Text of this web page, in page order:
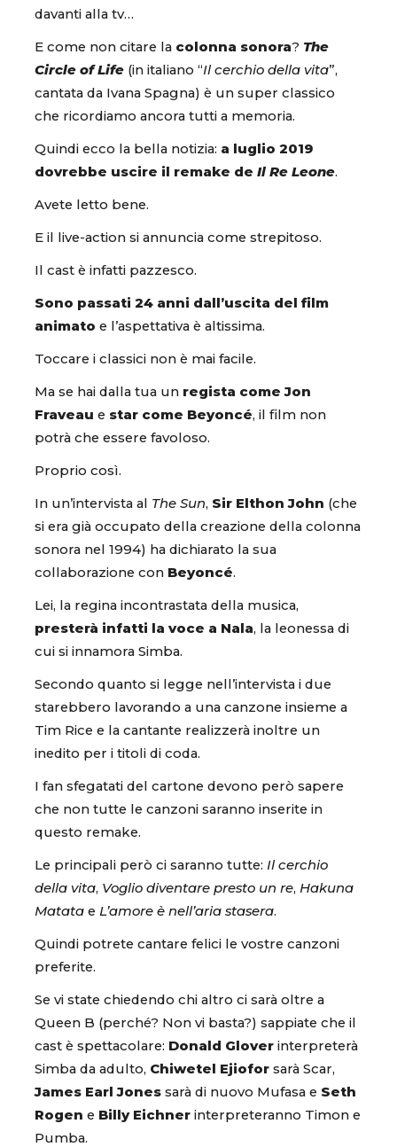
davanti alla tv…
E come non citare la colonna sonora? The
Circle of Life (in italiano “Il cerchio della vita”,
cantata da Ivana Spagna) è un super classico
che ricordiamo ancora tutti a memoria.
Quindi ecco la bella notizia: a luglio 2019
dovrebbe uscire il remake de Il Re Leone.
Avete letto bene.
E il live-action si annuncia come strepitoso.
Il cast è infatti pazzesco.
Sono passati 24 anni dall’uscita del film
animato e l’aspettativa è altissima.
Toccare i classici non è mai facile.
Ma se hai dalla tua un regista come Jon
Fraveau e star come Beyoncé, il film non
potrà che essere favoloso.
Proprio così.
In un’intervista al The Sun, Sir Elthon John (che
si era già occupato della creazione della colonna
sonora nel 1994) ha dichiarato la sua
collaborazione con Beyoncé.
Lei, la regina incontrastata della musica,
presterà infatti la voce a Nala, la leonessa di
cui si innamora Simba.
Secondo quanto si legge nell’intervista i due
starebbero lavorando a una canzone insieme a
Tim Rice e la cantante realizzerà inoltre un
inedito per i titoli di coda.
I fan sfegatati del cartone devono però sapere
che non tutte le canzoni saranno inserite in
questo remake.
Le principali però ci saranno tutte: Il cerchio
della vita, Voglio diventare presto un re, Hakuna
Matata e L’amore è nell’aria stasera.
Quindi potrete cantare felici le vostre canzoni
preferite.
Se vi state chiedendo chi altro ci sarà oltre a
Queen B (perché? Non vi basta?) sappiate che il
cast è spettacolare: Donald Glover interpreterà
Simba da adulto, Chiwetel Ejiofor sarà Scar,
James Earl Jones sarà di nuovo Mufasa e Seth
Rogen e Billy Eichner interpreteranno Timon e
Pumba.